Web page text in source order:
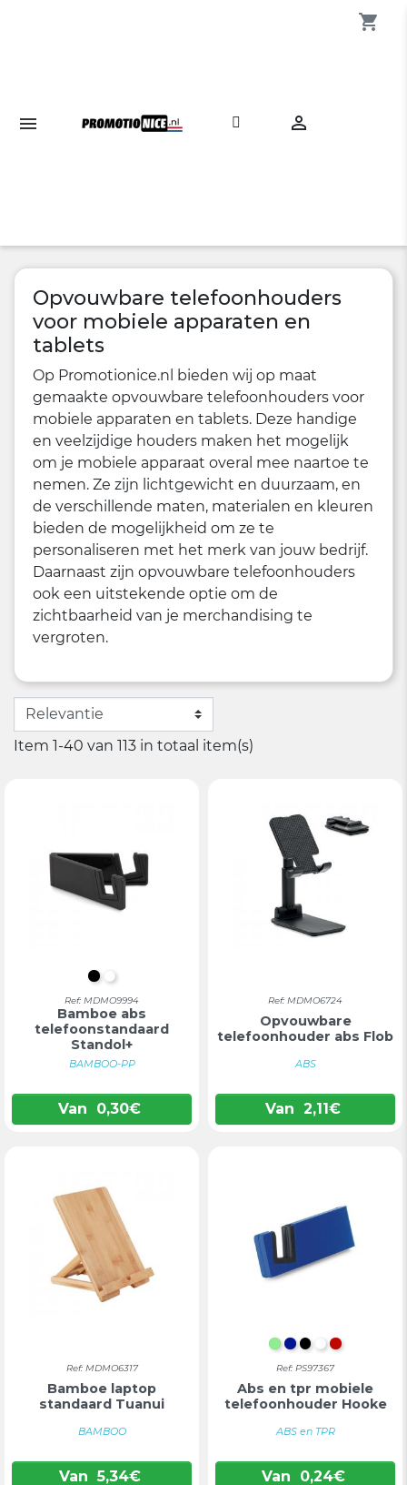

shopping_cart
Opvouwbare telefoonhouders
voor mobiele apparaten en
tablets
Op Promotionice.nl bieden wij op maat
gemaakte opvouwbare telefoonhouders voor
mobiele apparaten en tablets. Deze handige
en veelzijdige houders maken het mogelijk
om je mobiele apparaat overal mee naartoe te
nemen. Ze zijn lichtgewicht en duurzaam, en
de verschillende maten, materialen en kleuren
bieden de mogelijkheid om ze te
personaliseren met het merk van jouw bedrijf.
Daarnaast zijn opvouwbare telefoonhouders
ook een uitstekende optie om de
zichtbaarheid van je merchandising te
vergroten.
Item 1-40 van 113 in totaal item(s)
ZWART
WIT
Ref: MDMO9994
Bamboe abs
telefoonstandaard
Standol+
BAMBOO-PP
Van 0,30€
Ref: MDMO6724
Opvouwbare
telefoonhouder abs Flob
ABS
Van 2,11€
Ref: MDMO6317
Bamboe laptop
standaard Tuanui
BAMBOO
Van 5,34€
LICHTGROEN
ZWART
WITROOD
Ref: PS97367
Abs en tpr mobiele
telefoonhouder Hooke
ABS en TPR
Van 0,24€